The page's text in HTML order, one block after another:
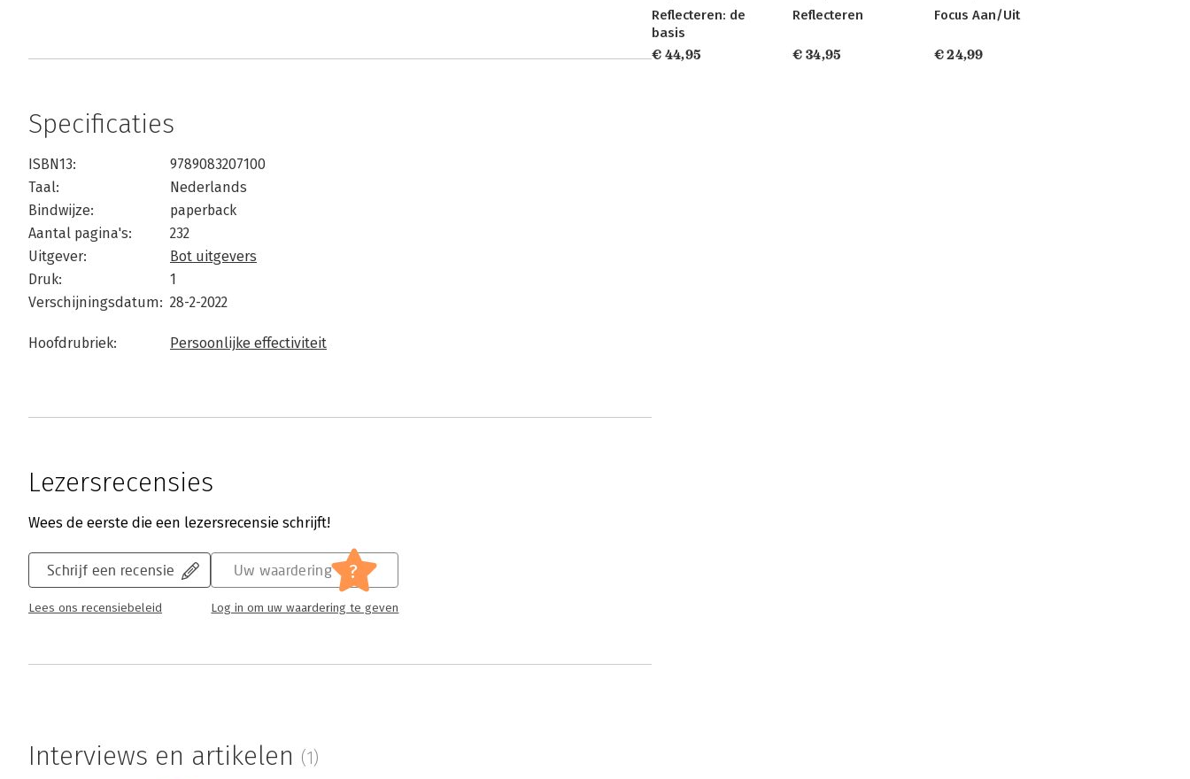
Specificaties
ISBN13:
9789083207100
Taal:
Nederlands
Bindwijze:
paperback
Aantal pagina's:
232
Uitgever:
Bot uitgevers
Druk:
1
Verschijningsdatum: 28-2-2022
Hoofdrubriek: Persoonlijke effectiviteit
Lezersrecensies
Wees de eerste die een lezersrecensie schrijft!
Schrijf een recensie
Lees ons recensiebeleid
Uw waardering ?
Log in om uw waardering te geven
Interviews en artikelen (1)
Reflecteren: de
basis
€ 44,95
Reflecteren
€ 34,95
Focus Aan/Uit
€ 24,99